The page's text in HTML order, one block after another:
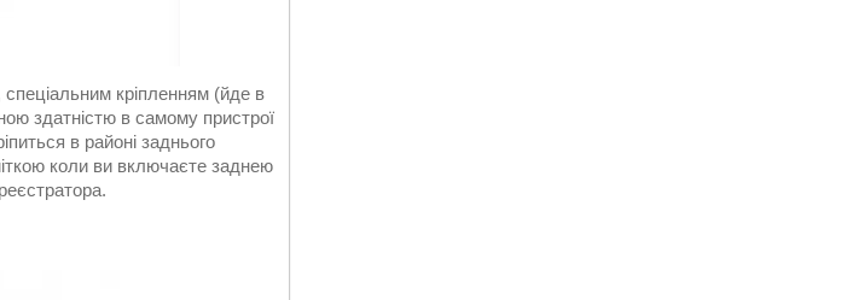
спеціальним кріпленням (йде в
здатністю в самому пристрої
в районі заднього
коли ви включаєте заднею